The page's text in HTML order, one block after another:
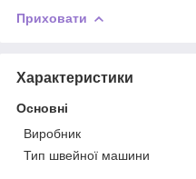
Приховати
Характеристики
Основні
Виробник
Тип швейної машини